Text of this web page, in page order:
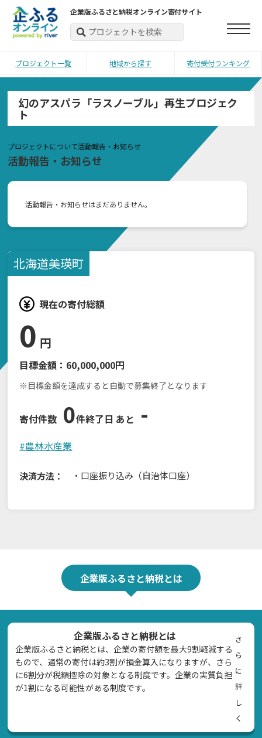
企業版ふるさと納税オンライン寄付サイト
プロジェクト一覧 地域から探す 寄付受付ランキング
幻のアスパラ「ラスノーブル」再生プロジェク
ト
プロジェクトについて活動報告・お知らせ
活動報告・お知らせ
活動報告・お知らせはまだありません。
北海道美瑛町
現在の寄付総額
0 円
目標金額： 60,000,000円
※目標金額を達成すると自動で募集終了となります
寄付件数 0件終了日 あと -
#農林水産業
決済方法： ・ 口座振り込み（自治体口座）
企業版ふるさと納税とは
企業版ふるさと納税とは
企業版ふるさと納税とは、企業の寄付額を最大9割軽減する
もので、通常の寄付は約3割が損金算入になりますが、さら
に6割分が税額控除の対象となる制度です。企業の実質負担
が1割になる可能性がある制度です。
さ
ら
に
詳
し
く